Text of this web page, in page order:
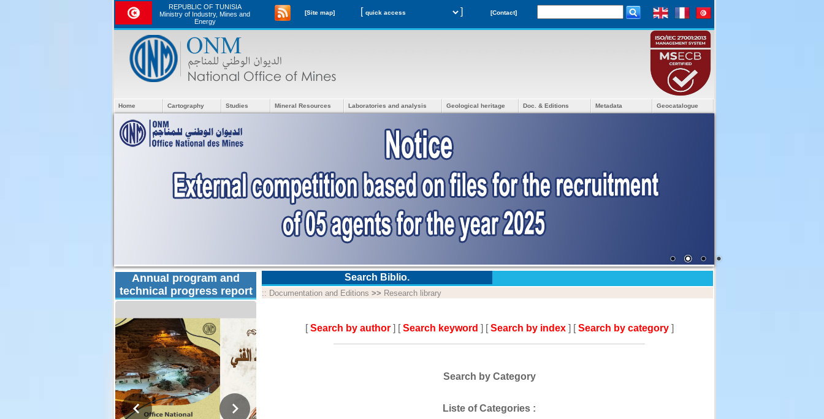
REPUBLIC OF TUNISIA
Ministry of Industry, Mines and
Energy
[Site map] [ ] [Contact]
Home Cartography Studies Mineral Resources Laboratories and analysis Geological heritage Doc. & Editions Metadata Geocatalogue
Annual program and
technical progress report
Search Biblio.
:: Documentation and Editions >> Research library
[Search by author ] [Search keyword ] [Search by index ] [Search by category ]
Search by Category
Liste of Categories :